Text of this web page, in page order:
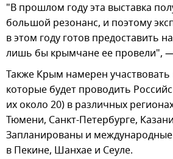
"В прошлом году эта выставка
большой резонанс, и поэтому
в этом году готов предоставить
лишь бы крымчане ее провели", —
Также Крым намерен участвовать
которые будет проводить
их около 20) в различных
Тюмени, Санкт-Петербурге,
Запланированы и
в Пекине, Шанхае и Сеуле.